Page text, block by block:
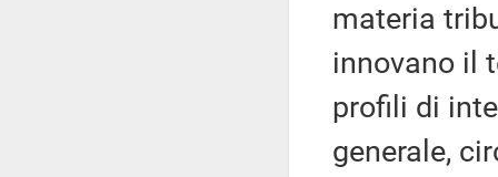
materia
innovano il
profili di
generale,